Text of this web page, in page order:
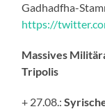
Gadhadfha-
https://
Massives
Tripolis
+ 27.08.: